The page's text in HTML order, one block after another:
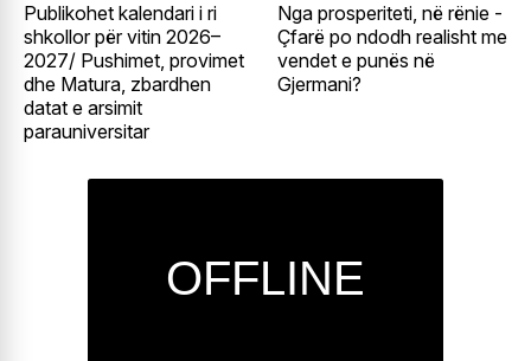
Publikohet kalendari i ri
shkollor për vitin 2026–
2027/ Pushimet, provimet
dhe Matura, zbardhen
datat e arsimit
parauniversitar
Nga prosperiteti, në rënie -
Çfarë po ndodh realisht me
vendet e punës në
Gjermani?